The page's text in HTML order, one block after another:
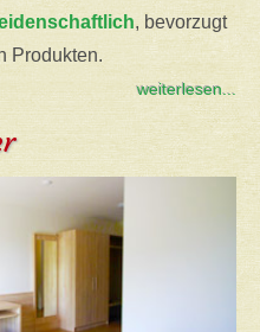
, bevorzugt
Produkten.
weiterlesen...